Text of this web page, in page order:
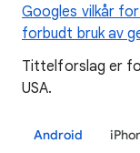
Googles vilkår
forbudt bruk av
Tittelforslag er
USA.
Android